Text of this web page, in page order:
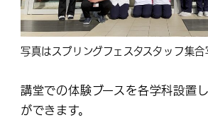
写真はスプリングフェスタスタッフ集
講堂での体験ブースを各学科設置
ができます。